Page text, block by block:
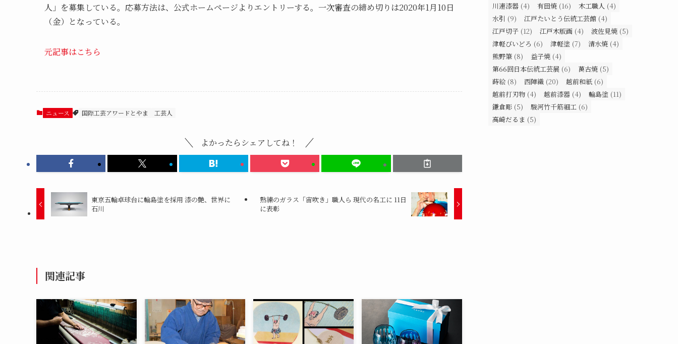
人」を募集している。応募方法は、公式ホームページよりエントリーする。一次審査の締め切りは2020年1月10日
（金）となっている。
元記事はこちら
ニュース 国際工芸アワードとやま 工芸人
よかったらシェアしてね！
東京五輪卓球台に輪島塗を採用 漆の艶、世界に
石川
熟練のガラス「宙吹き」職人ら 現代の名工に 11日
に表彰
関連記事
川連漆器 (4) 有田焼 (16) 木工職人 (4)
水引 (9) 江戸たいとう伝統工芸館 (4)
江戸切子 (12) 江戸木版画 (4) 波佐見焼 (5)
津軽びいどろ (6) 津軽塗 (7) 清水焼 (4)
熊野筆 (8) 益子焼 (4)
第66回日本伝統工芸展 (6) 萬古焼 (5)
蒔絵 (8) 西陣織 (20) 越前和紙 (6)
越前打刃物 (4) 越前漆器 (4) 輪島塗 (11)
鎌倉彫 (5) 駿河竹千筋細工 (6)
高崎だるま (5)